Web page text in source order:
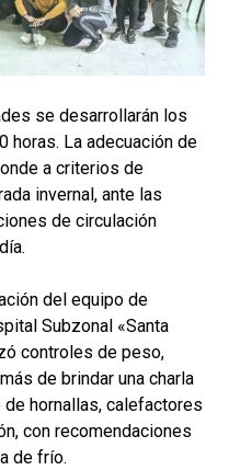
se desarrollarán los
horas. La adecuación de
a criterios de
invernal, ante las
de circulación
del equipo de
Subzonal «Santa
controles de peso,
de brindar una charla
hornallas, calefactores
con recomendaciones
de frío.